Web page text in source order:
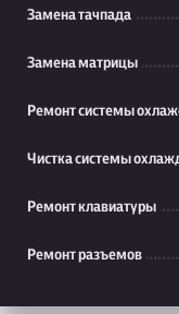
Замена тачпада
Замена матрицы
Ремонт системы
Чистка системы
Ремонт клавиатуры
Ремонт разъемов